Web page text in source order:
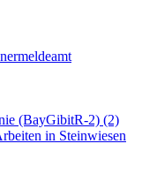
(BayGibitR-2) (2)
in Steinwiesen